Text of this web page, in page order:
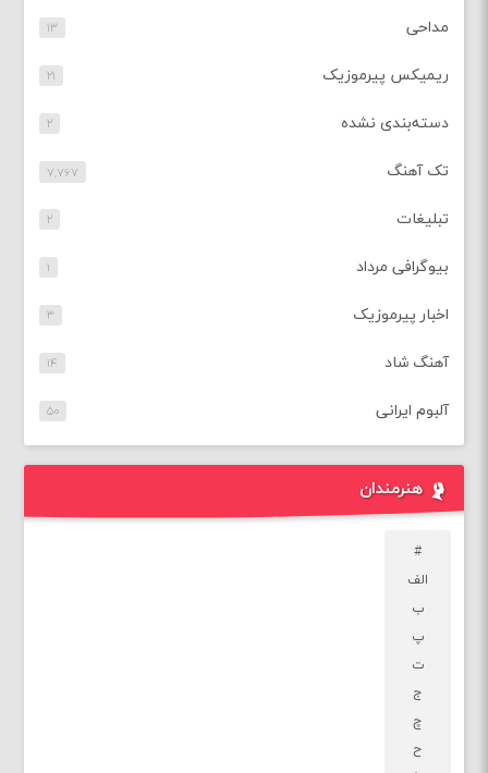
مداحی ۱۳
ریمیکس پیرموزیک ۲۱
دسته‌بندی نشده ۲
تک آهنگ ۷,۷۶۷
تبلیغات ۲
بیوگرافی مرداد ۱
اخبار پیرموزیک ۳
آهنگ شاد ۱۴
آلبوم ایرانی ۵۰
هنرمندان
#
الف
ب
پ
ت
ج
چ
ح